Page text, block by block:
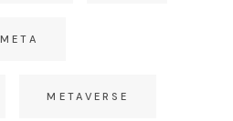
META
METAVERSE